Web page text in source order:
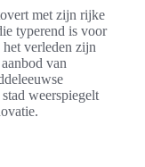
met zijn rijke
typerend is voor
het verleden zijn
van
weerspiegelt